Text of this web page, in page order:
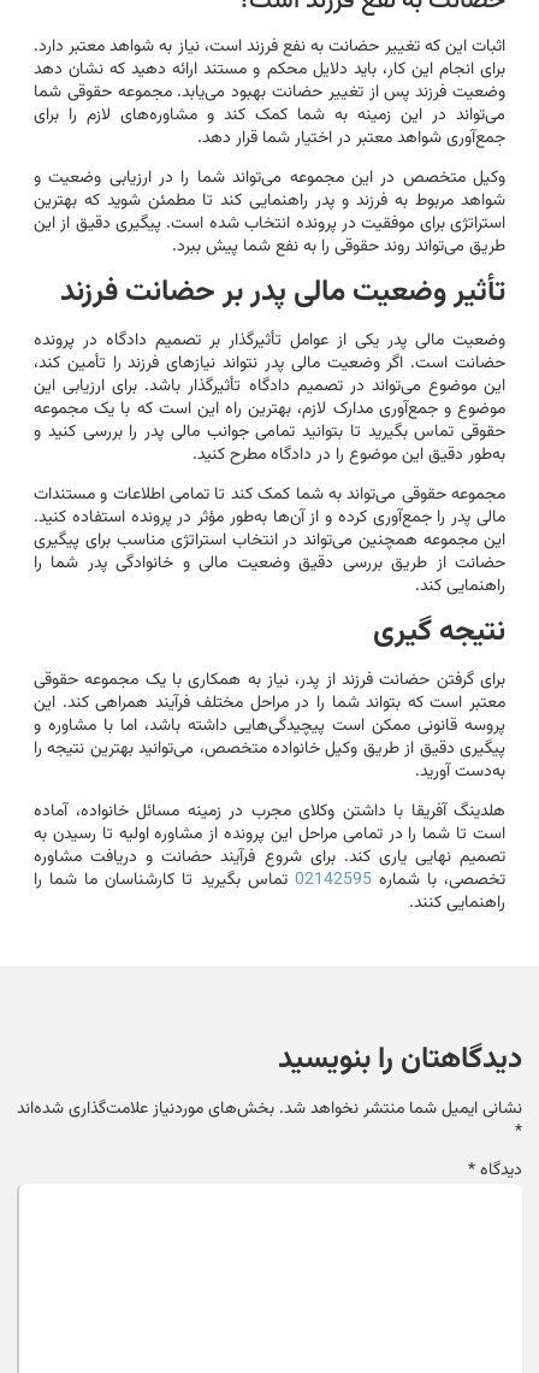
اثبات این که تغییر حضانت به نفع فرزند است، نیاز به شواهد معتبر دارد.
برای انجام این کار، باید دلایل محکم و مستند ارائه دهید که نشان دهد
وضعیت فرزند پس از تغییر حضانت بهبود می‌یابد. مجموعه حقوقی شما
می‌تواند در این زمینه به شما کمک کند و مشاوره‌های لازم را برای
جمع‌آوری شواهد معتبر در اختیار شما قرار دهد.
وکیل متخصص در این مجموعه می‌تواند شما را در ارزیابی وضعیت و
شواهد مربوط به فرزند و پدر راهنمایی کند تا مطمئن شوید که بهترین
استراتژی برای موفقیت در پرونده انتخاب شده است. پیگیری دقیق از این
طریق می‌تواند روند حقوقی را به نفع شما پیش ببرد.
تأثیر وضعیت مالی پدر بر حضانت فرزند
وضعیت مالی پدر یکی از عوامل تأثیرگذار بر تصمیم دادگاه در پرونده
حضانت است. اگر وضعیت مالی پدر نتواند نیازهای فرزند را تأمین کند،
این موضوع می‌تواند در تصمیم دادگاه تأثیرگذار باشد. برای ارزیابی این
موضوع و جمع‌آوری مدارک لازم، بهترین راه این است که با یک مجموعه
حقوقی تماس بگیرید تا بتوانید تمامی جوانب مالی پدر را بررسی کنید و
به‌طور دقیق این موضوع را در دادگاه مطرح کنید.
مجموعه حقوقی می‌تواند به شما کمک کند تا تمامی اطلاعات و مستندات
مالی پدر را جمع‌آوری کرده و از آن‌ها به‌طور مؤثر در پرونده استفاده کنید.
این مجموعه همچنین می‌تواند در انتخاب استراتژی مناسب برای پیگیری
حضانت از طریق بررسی دقیق وضعیت مالی و خانوادگی پدر شما را
راهنمایی کند.
نتیجه گیری
برای گرفتن حضانت فرزند از پدر، نیاز به همکاری با یک مجموعه حقوقی
معتبر است که بتواند شما را در مراحل مختلف فرآیند همراهی کند. این
پروسه قانونی ممکن است پیچیدگی‌هایی داشته باشد، اما با مشاوره و
پیگیری دقیق از طریق وکیل خانواده متخصص، می‌توانید بهترین نتیجه را
به‌دست آورید.
هلدینگ آفریقا با داشتن وکلای مجرب در زمینه مسائل خانواده، آماده
است تا شما را در تمامی مراحل این پرونده از مشاوره اولیه تا رسیدن به
تصمیم نهایی یاری کند. برای شروع فرآیند حضانت و دریافت مشاوره
تخصصی، با شماره02142595 تماس بگیرید تا کارشناسان ما شما را
راهنمایی کنند.
دیدگاهتان را بنویسید
نشانی ایمیل شما منتشر نخواهد شد. بخش‌های موردنیاز علامت‌گذاری شده‌اند
*
دیدگاه*